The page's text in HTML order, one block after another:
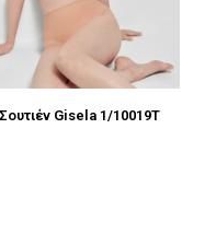
Σουτιέν Gisela 1/10019T